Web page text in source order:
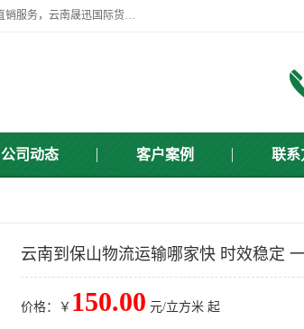
云南晟迅国际货运代理有限公司提供瑞丽口岸、磨憨口岸、腾冲口岸报关、报检，缅甸、老挝物流清关报价、价格、厂家直销服务，云南晟迅国际货运代理有限公司，由一支精通业务、经验丰富、责任心强的专业团队组建于,云南晟迅国际货运代理有限公司商铺。
公司动态 客户案例 联系
云南到保山物流运输哪家快 时效稳定
价格：￥ 150.00 元/立方米 起